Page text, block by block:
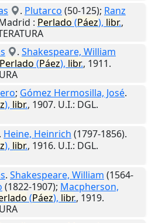
. Plutarco (50-125); Ranz
: Perlado (Páez), libr.,
. Shakespeare, William
Perlado (Páez), libr., 1911.
; Gómez Hermosilla, José.
), libr., 1907. U.I.: DGL.
. Heine, Heinrich (1797-1856).
), libr., 1916. U.I.: DGL.
. Shakespeare, William (1564-
(1822-1907); Macpherson,
(Páez), libr., 1919.